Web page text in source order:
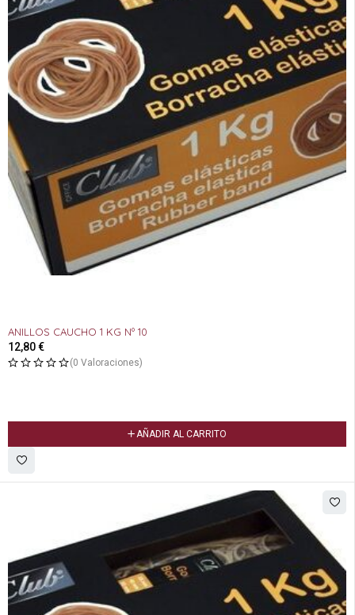
ANILLOS CAUCHO 1 KG Nº 10
12,80€
(0 Valoraciones)
AÑADIR AL CARRITO